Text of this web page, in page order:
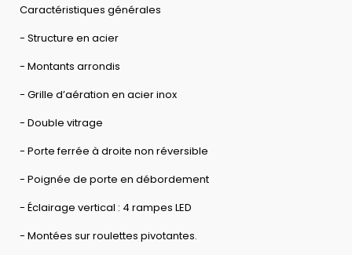
Caractéristiques générales
- Structure en acier
- Montants arrondis
- Grille d’aération en acier inox
- Double vitrage
- Porte ferrée à droite non réversible
- Poignée de porte en débordement
- Éclairage vertical : 4 rampes LED
- Montées sur roulettes pivotantes.